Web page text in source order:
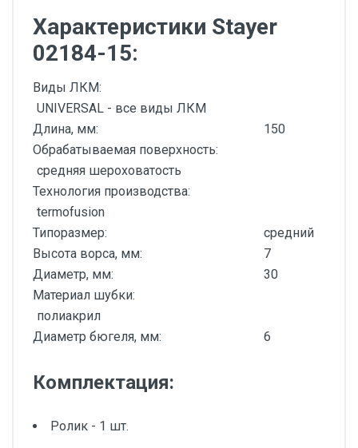
Характеристики Stayer
02184-15:
Виды ЛКМ:
UNIVERSAL - все виды ЛКМ
Длина, мм:
150
Обрабатываемая поверхность:
средняя шероховатость
Технология производства:
termofusion
Типоразмер:
средний
Высота ворса, мм:
7
Диаметр, мм:
30
Материал шубки:
полиакрил
Диаметр бюгеля, мм:
6
Комплектация:
Ролик - 1 шт.